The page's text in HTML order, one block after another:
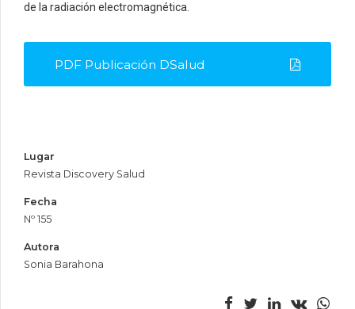
de la radiación electromagnética.
PDF Publicación DSalud
Lugar
Revista Discovery Salud
Fecha
Nº 155
Autora
Sonia Barahona